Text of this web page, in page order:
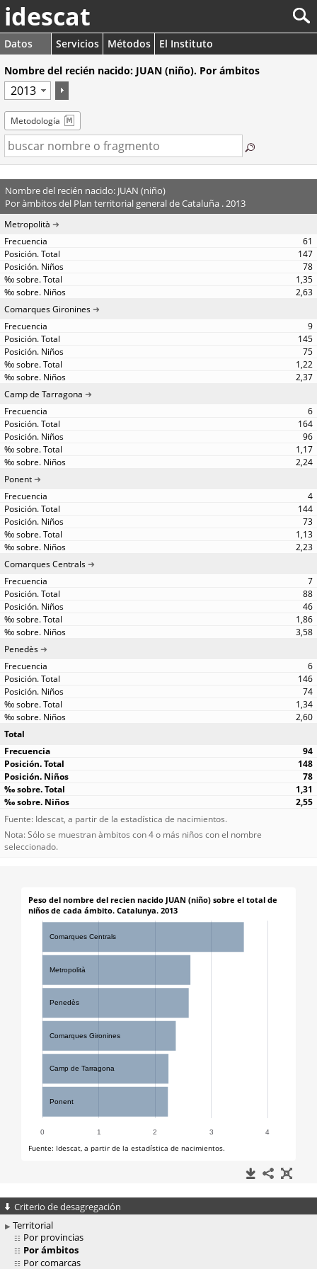
idescat
Datos Servicios Métodos
El Instituto
Nombre del recién nacido: JUAN (niño). Por ámbitos
Metodología
Nombre del recién nacido: JUAN (niño)
Por àmbitos del Plan territorial general de Cataluña . 2013
Metropolità
61
147
78
1,35
2,63
Comarques Gironines
9
145
75
1,22
2,37
Camp de Tarragona
6
164
96
1,17
2,24
Ponent
4
144
73
1,13
2,23
Comarques Centrals
7
88
46
1,86
3,58
Penedès
6
146
74
1,34
2,60
Total
94
148
78
1,31
2,55
Fuente: Idescat, a partir de la estadística de nacimientos.
Nota: Sólo se muestran àmbitos con 4 o más niños con el nombre
seleccionado.
Criterio de desagregación
Territorial
Por provincias
Por ámbitos
Por comarcas